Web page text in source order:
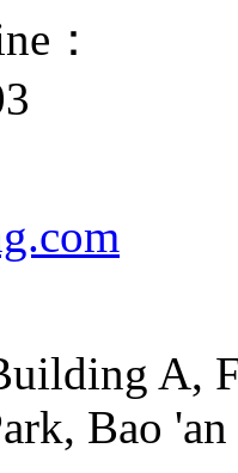
：
A,
Bao